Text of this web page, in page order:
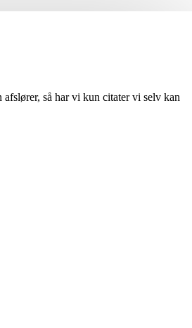
så har vi kun citater vi selv kan